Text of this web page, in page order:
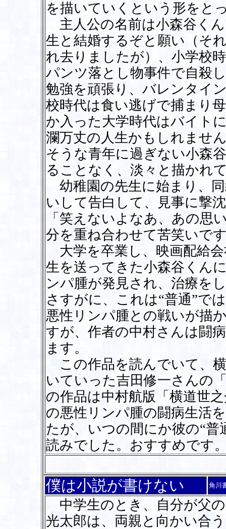
を描いていくという形をと
主人公の名前は小森谷く
生と結婚するぞと願い（そ
れ去りましたが）、小学校
パンツ落とし物事件で自殺
勉強を頑張り、バレンタイ
校時代は食い逃げで捕まり
か入った大学時代はバイト
瀾万丈の人生かもしれませ
そうな青年に過ぎない小森
ることなく、淡々と描かれ
幼稚園の先生に始まり、
いして告白して、見事に撃
「笑えないよなあ、あの思
分を重ね合わせて苦笑いで
大学を卒業し、映画配給
生を送ってきた小森谷くん
ンパ腫が発見され、治療を
さすがに、これは“普通”で
悪性リンパ腫との戦いが描
すが、作者の中村さんは闘
ます。
この作品を読んでいて、
いていった吉田修一さんの
の作品は中村航版「横道世
の悪性リンパ腫の闘病生活
たが、いつの間にか彼の“
読みでした。おすすめです
僕は小説が書けない 角川
中学生のとき、自分が父
光太郎は、両親と向かい合